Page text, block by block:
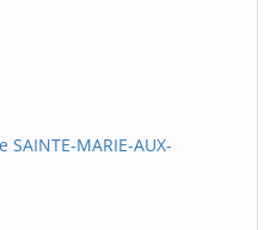
MARIE-AUX-